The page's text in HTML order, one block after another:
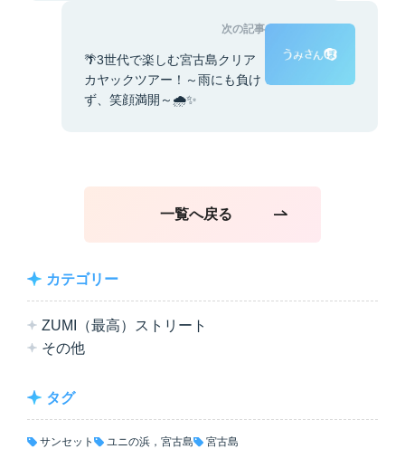
次の記事
🌴3世代で楽しむ宮古島クリア
カヤックツアー！～雨にも負け
ず、笑顔満開～🌧️✨
一覧へ戻る
カテゴリー
ZUMI（最高）ストリート
その他
タグ
サンセット ユニの浜，宮古島 宮古島